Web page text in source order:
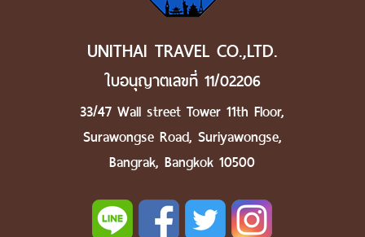
UNITHAI TRAVEL CO.,LTD.
ใบอนุญาตเลขที่ 11/02206
33/47 Wall street Tower 11th Floor,
Surawongse Road, Suriyawongse,
Bangrak, Bangkok 10500